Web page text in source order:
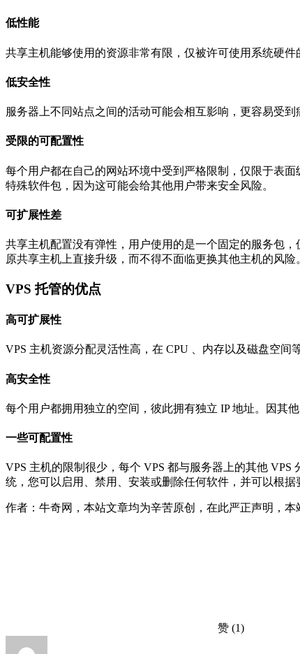
低性能
共享主机能够使用的资源非常有限，仅被许可使用系统硬
低安全性
服务器上不同站点之间的活动可能会相互影响，更容易受
受限的可配置性
每个用户都在自己的网站环境中受到严格限制，仅限于表
特殊软件包，因为这可能会给其他用户带来安全风险。
可扩展性差
共享主机配置没有弹性，用户使用的是一个固定的服务包
原共享主机上直接升级，而不得不面临更换其他主机的风险
VPS 托管的优点
高可扩展性
VPS 主机资源分配灵活性高，在 CPU 、内存以及磁盘空间
高安全性
每个用户都拥用独立的空间，彼此拥有独立 IP 地址。因其
一些可配置性
VPS 主机的限制很少，每个 VPS 都与服务器上的其他
统，您可以启用、禁用、安装或删除任何软件，并可以根据
作者：牛奇网，本站文章均为辛苦原创，在此严正声明，本
赞 (1)